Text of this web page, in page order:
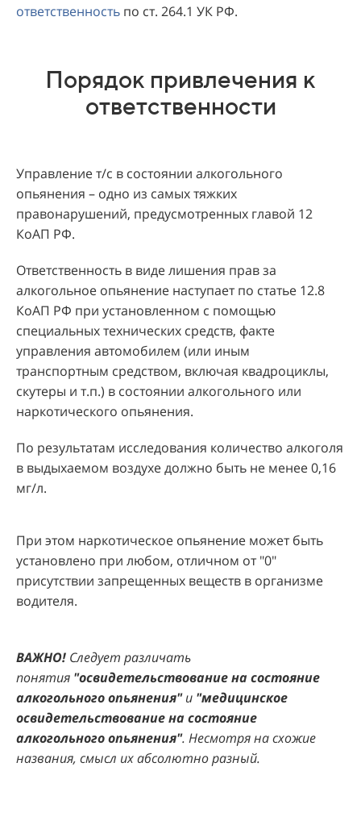
ответственность по ст. 264.1 УК РФ.
Порядок привлечения к
ответственности
Управление т/с в состоянии алкогольного
опьянения – одно из самых тяжких
правонарушений, предусмотренных главой 12
КоАП РФ.
Ответственность в виде лишения прав за
алкогольное опьянение наступает по статье 12.8
КоАП РФ при установленном с помощью
специальных технических средств, факте
управления автомобилем (или иным
транспортным средством, включая квадроциклы,
скутеры и т.п.) в состоянии алкогольного или
наркотического опьянения.
По результатам исследования количество алкоголя
в выдыхаемом воздухе должно быть не менее 0,16
мг/л.
При этом наркотическое опьянение может быть
установлено при любом, отличном от "0"
присутствии запрещенных веществ в организме
водителя.
ВАЖНО! Следует различать
понятия "освидетельствование на состояние
алкогольного опьянения" и "медицинское
освидетельствование на состояние
алкогольного опьянения". Несмотря на схожие
названия, смысл их абсолютно разный.